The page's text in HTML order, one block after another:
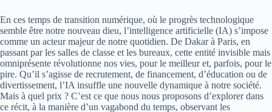
En ces temps de transition numérique, où le progrès technologique
semble être notre nouveau dieu, l’intelligence artificielle (IA) s’impose
comme un acteur majeur de notre quotidien. De Dakar à Paris, en
passant par les salles de classe et les bureaux, cette entité invisible mais
omniprésente révolutionne nos vies, pour le meilleur et, parfois, pour le
pire. Qu’il s’agisse de recrutement, de financement, d’éducation ou de
divertissement, l’IA insuffle une nouvelle dynamique à notre société.
Mais à quel prix ? C’est ce que nous nous proposons d’explorer dans
ce récit, à la manière d’un vagabond du temps, observant les